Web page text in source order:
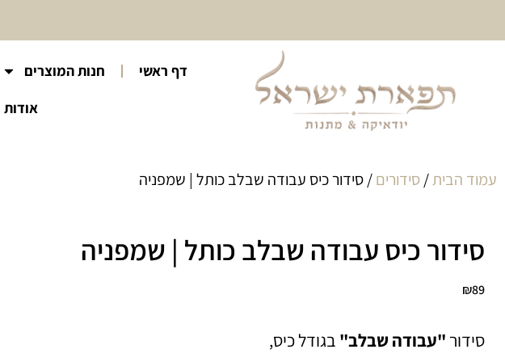
10% הנחה על כל קטגוריית
כיסוי לטלית ולתפילין דף ראשי חנות המוצרים
אודות
עמוד הבית/סידורים/ סידור כיס עבודה שבלב כותל | שמפניה
סידור כיס עבודה שבלב כותל | שמפניה
₪89
סידור"עבודה שבלב" בגודל כיס,